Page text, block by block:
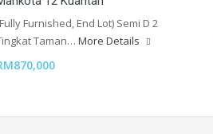
Furnished, End Lot) Semi D 2
Taman… More Details